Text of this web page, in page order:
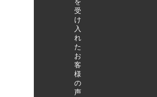
受
け
入
れ
た
お
客
様
の
声